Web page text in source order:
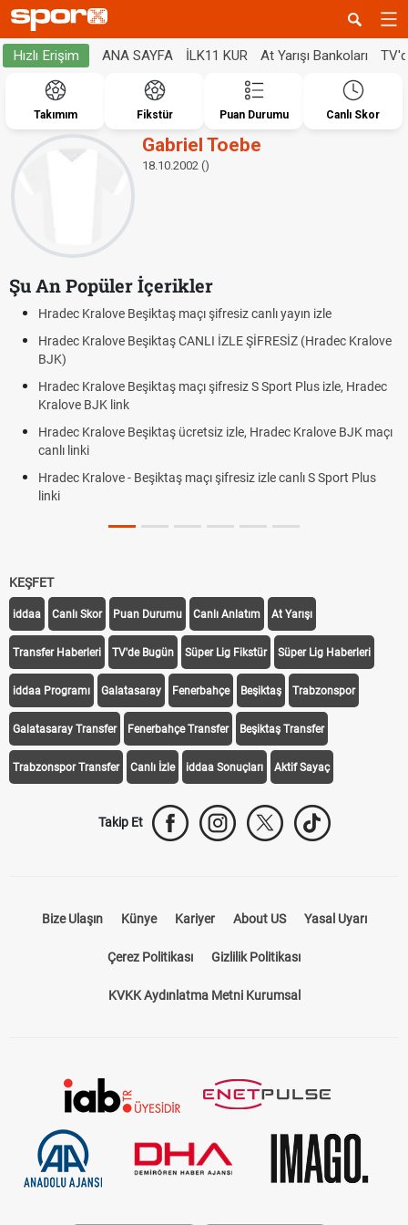
Hızlı Erişim ANA SAYFA İLK11 KUR At Yarışı Bankoları
Takımım Fikstür Puan Durumu Canlı Skor
Gabriel Toebe
18.10.2002 ()
Şu An Popüler İçerikler
Hradec Kralove Beşiktaş maçı şifresiz canlı yayın izle
Hradec Kralove Beşiktaş CANLI İZLE ŞİFRESİZ (Hradec Kralove
BJK)
Hradec Kralove Beşiktaş maçı şifresiz S Sport Plus izle, Hradec
Kralove BJK link
Hradec Kralove Beşiktaş ücretsiz izle, Hradec Kralove BJK maçı
canlı linki
Hradec Kralove - Beşiktaş maçı şifresiz izle canlı S Sport Plus
linki
KEŞFET
iddaa Canlı Skor Puan Durumu Canlı Anlatım At Yarışı
Transfer Haberleri TV'de Bugün Süper Lig Fikstür Süper Lig Haberleri
iddaa Programı Galatasaray Fenerbahçe Beşiktaş Trabzonspor
Galatasaray Transfer Fenerbahçe Transfer Beşiktaş Transfer
Trabzonspor Transfer Canlı İzle iddaa Sonuçları Aktif Sayaç
Takip Et
Bize Ulaşın Künye Kariyer About US Yasal Uyarı
Çerez Politikası Gizlilik Politikası
KVKK Aydınlatma Metni Kurumsal